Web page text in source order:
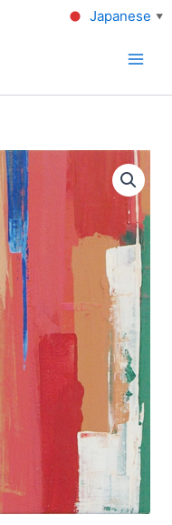
Japanese ▼